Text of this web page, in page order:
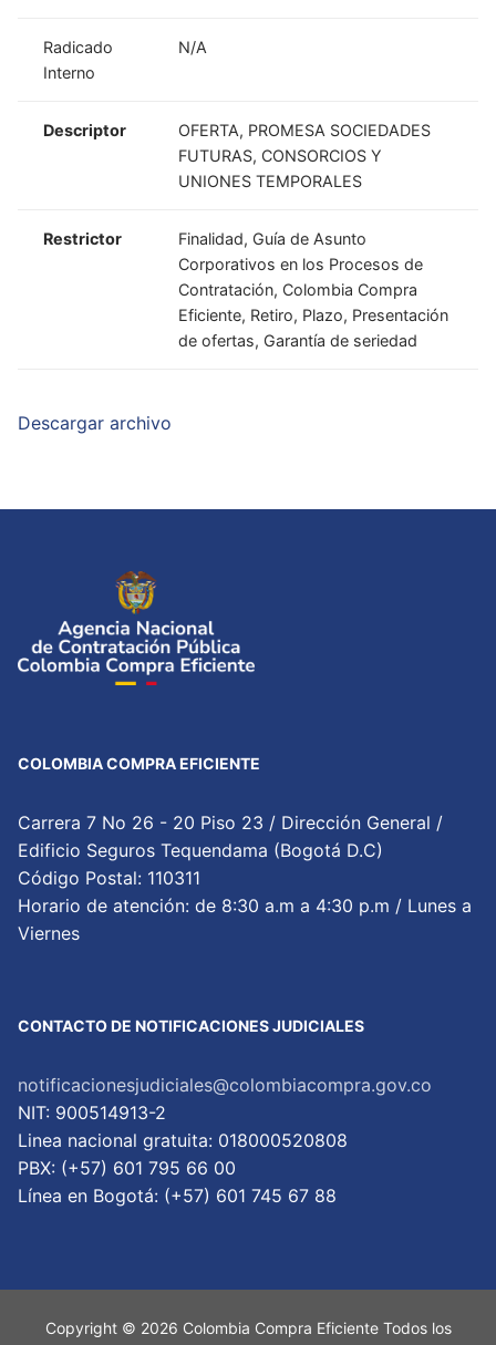
Radicado
Interno
N/A
Descriptor
OFERTA, PROMESA SOCIEDADES
FUTURAS, CONSORCIOS Y
UNIONES TEMPORALES
Restrictor
Finalidad, Guía de Asunto
Corporativos en los Procesos de
Contratación, Colombia Compra
Eficiente, Retiro, Plazo, Presentación
de ofertas, Garantía de seriedad
Descargar archivo
COLOMBIA COMPRA EFICIENTE
Carrera 7 No 26 - 20 Piso 23 / Dirección General /
Edificio Seguros Tequendama (Bogotá D.C)
Código Postal: 110311
Horario de atención: de 8:30 a.m a 4:30 p.m / Lunes a
Viernes
CONTACTO DE NOTIFICACIONES JUDICIALES
notificacionesjudiciales@colombiacompra.gov.co
NIT: 900514913-2
Linea nacional gratuita: 018000520808
PBX: (+57) 601 795 66 00
Lí­nea en Bogotá: (+57) 601 745 67 88
Copyright © 2026 Colombia Compra Eficiente Todos los